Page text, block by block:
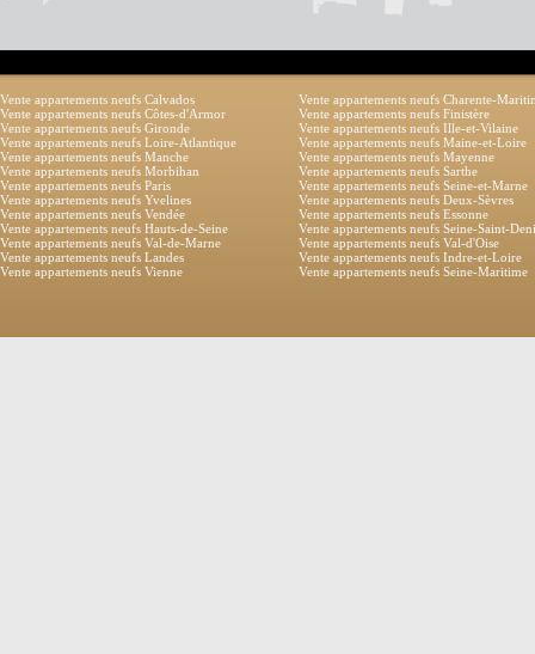
Vente appartements neufs Calvados
Vente appartements neufs Charente-
Vente appartements neufs Côtes-d'Armor
Vente appartements neufs Finistère
Vente appartements neufs Gironde
Vente appartements neufs Ille-et-Vilaine
Vente appartements neufs Loire-Atlantique
Vente appartements neufs Maine-et-Loire
Vente appartements neufs Manche
Vente appartements neufs Mayenne
Vente appartements neufs Morbihan
Vente appartements neufs Sarthe
Vente appartements neufs Paris
Vente appartements neufs Seine-et-Marne
Vente appartements neufs Yvelines
Vente appartements neufs Deux-Sèvres
Vente appartements neufs Vendée
Vente appartements neufs Essonne
Vente appartements neufs Hauts-de-Seine
Vente appartements neufs Seine-Saint-
Vente appartements neufs Val-de-Marne
Vente appartements neufs Val-d'Oise
Vente appartements neufs Landes
Vente appartements neufs Indre-et-Loire
Vente appartements neufs Vienne
Vente appartements neufs Seine-Maritime